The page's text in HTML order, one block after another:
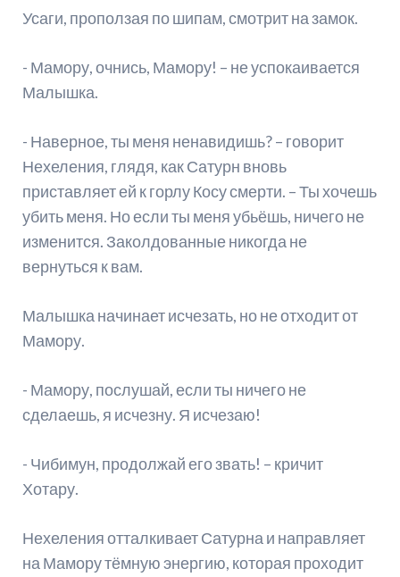
Усаги, проползая по шипам, смотрит на замок.
- Мамору, очнись, Мамору! – не успокаивается
Малышка.
- Наверное, ты меня ненавидишь? – говорит
Нехеления, глядя, как Сатурн вновь
приставляет ей к горлу Косу смерти. – Ты хочешь
убить меня. Но если ты меня убьёшь, ничего не
изменится. Заколдованные никогда не
вернуться к вам.
Малышка начинает исчезать, но не отходит от
Мамору.
- Мамору, послушай, если ты ничего не
сделаешь, я исчезну. Я исчезаю!
- Чибимун, продолжай его звать! – кричит
Хотару.
Нехеления отталкивает Сатурна и направляет
на Мамору тёмную энергию, которая проходит